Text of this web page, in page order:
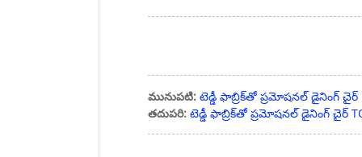
మునుపటి: టెడ్డీ ఫాబ్రిక్‌తో ప్రమోషనల్ డైనింగ్ చైర్
తదుపరి: టెడ్డీ ఫాబ్రిక్‌తో ప్రమోషనల్ డైనింగ్ చైర్